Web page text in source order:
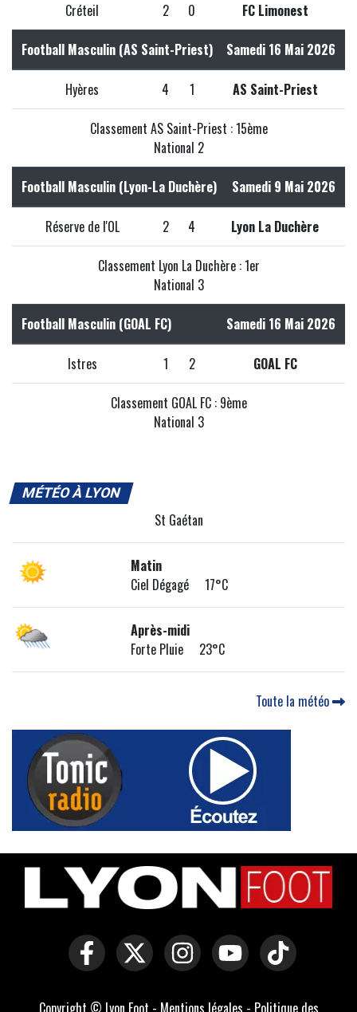
Créteil 2 0 FC Limonest
Football Masculin (AS Saint-Priest) Samedi 16 Mai 2026
Hyères 4 1 AS Saint-Priest
Classement AS Saint-Priest : 15ème
National 2
Football Masculin (Lyon-La Duchère) Samedi 9 Mai 2026
Réserve de l'OL 2 4 Lyon La Duchère
Classement Lyon La Duchère : 1er
National 3
Football Masculin (GOAL FC) Samedi 16 Mai 2026
Istres 1 2 GOAL FC
Classement GOAL FC : 9ème
National 3
MÉTÉO À LYON
St Gaétan
Matin
Ciel Dégagé 17°C
Après-midi
Forte Pluie 23°C
Toute la météo